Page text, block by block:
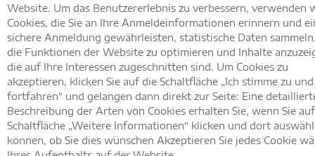
Startseite » Newsletter » Newsletter Anmeldung
Newsletter
Website. Um das Benutzererlebnis zu verbessern, verwenden
Cookies, die Sie an Ihre Anmeldeinformationen erinnern und
sichere Anmeldung gewährleisten, statistische Daten
die Funktionen der Website zu optimieren und Inhalte
die auf Ihre Interessen zugeschnitten sind. Um Cookies zu
akzeptieren, klicken Sie auf die Schaltfläche „Ich stimme zu und
fortfahren“ und gelangen dann direkt zur Seite: Eine
Beschreibung der Arten von Cookies erhalten Sie, wenn Sie
Schaltfläche „Weitere Informationen“ klicken und dort
können, ob Sie dies wünschen Akzeptieren Sie jedes Cookie